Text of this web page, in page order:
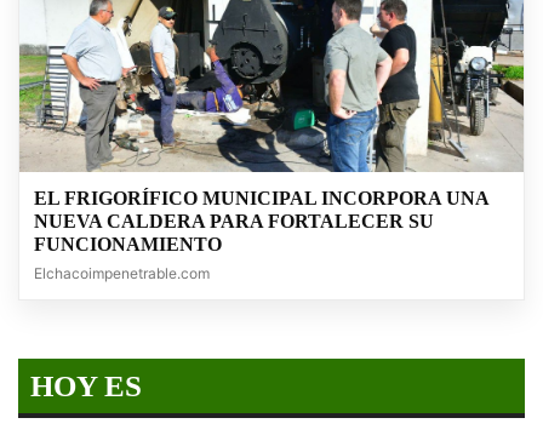
EL FRIGORÍFICO MUNICIPAL INCORPORA UNA
NUEVA CALDERA PARA FORTALECER SU
FUNCIONAMIENTO
Elchacoimpenetrable.com
HOY ES